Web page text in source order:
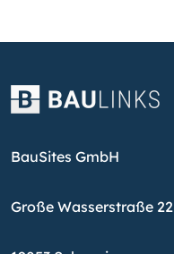
BauSites GmbH
Große Wasserstraße 22